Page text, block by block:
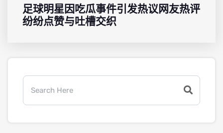
足球明星因吃瓜事件引发热议网友热评
纷纷点赞与吐槽交织